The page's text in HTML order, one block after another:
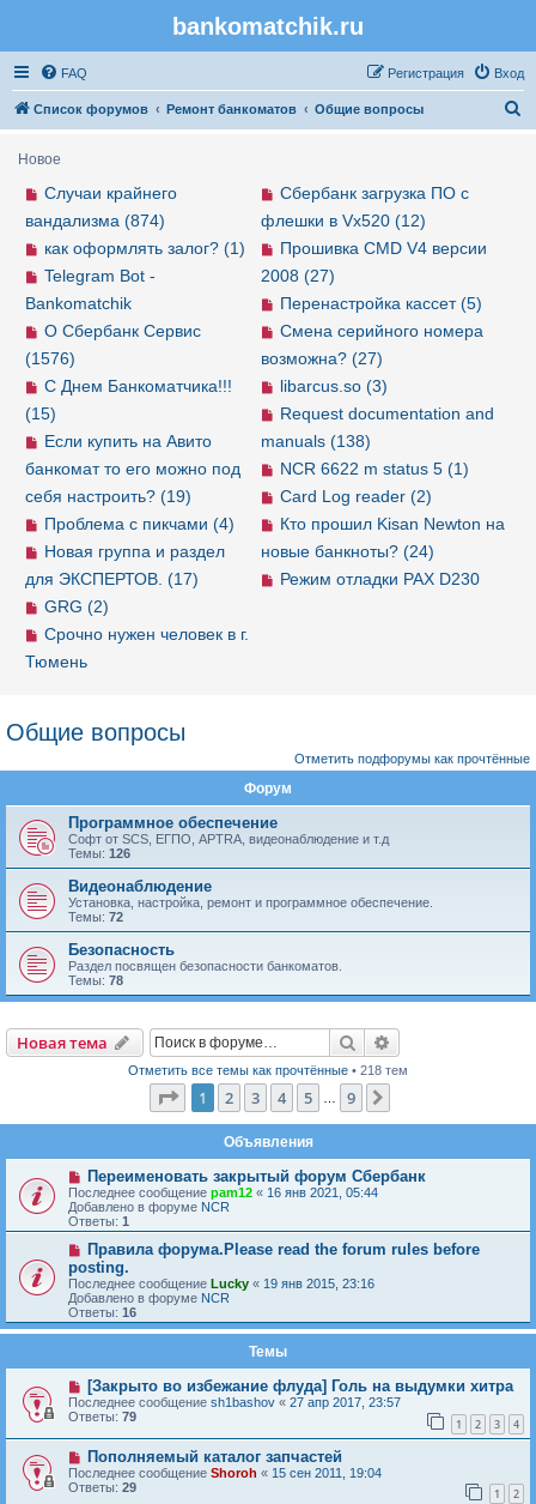
bankomatchik.ru
FAQ Вход
Регистрация
Список форумов Ремонт банкоматов Общие вопросы
Новое
Сбербанк загрузка ПО с
флешки в Vx520 (12)
Прошивка CMD V4 версии
2008 (27)
Перенастройка кассет (5)
Смена серийного номера
возможна? (27)
libarcus.so (3)
Request documentation and
manuals (138)
NCR 6622 m status 5 (1)
Card Log reader (2)
Кто прошил Kisan Newton на
новые банкноты? (24)
Режим отладки PAX D230
Случаи крайнего
вандализма (874)
как оформлять залог? (1)
Telegram Bot -
Bankomatchik
О Сбербанк Сервис
(1576)
С Днем Банкоматчика!!!
(15)
Если купить на Авито
банкомат то его можно под
себя настроить? (19)
Проблема с пикчами (4)
Новая группа и раздел
для ЭКСПЕРТОВ. (17)
GRG (2)
Срочно нужен человек в г.
Тюмень
Общие вопросы
Отметить подфорумы как прочтённые
Форум
Программное обеспечение
Софт от SCS, ЕГПО, APTRA, видеонаблюдение и т.д
Темы: 126
Видеонаблюдение
Установка, настройка, ремонт и программное обеспечение.
Темы: 72
Безопасность
Раздел посвящен безопасности банкоматов.
Темы: 78
Новая тема
Новаятема Поиск
Отметить все темы как прочтённые • 218 тем
Страница из
1 2 3 4 5 9
Объявления
Переименовать закрытый форум Сбербанк
Последнее сообщение pam12 « 16 янв 2021, 05:44
Добавлено в форуме NCR
Ответы: 1
Правила форума.Please read the forum rules before
posting.
Последнее сообщение Lucky « 19 янв 2015, 23:16
Добавлено в форуме NCR
Ответы: 16
Темы
[Закрыто во избежание флуда] Голь на выдумки хитра
Последнее сообщение sh1bashov « 27 апр 2017, 23:57
Ответы: 79 1 2 3 4
Пополняемый каталог запчастей
Последнее сообщение Shoroh « 15 сен 2011, 19:04
Ответы: 29 1 2